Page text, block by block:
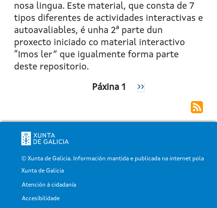
5:
Consoantes
C
(ca,
co,
cu)
nosa lingua. Este material, que consta de 7
tipos diferentes de actividades interactivas e
autoavaliables, é unha 2ª parte dun
proxecto iniciado co material interactivo
“Imos ler” que igualmente forma parte
deste repositorio.
Páxina 1
Páxina
››
© Xunta de Galicia. Información mantida e publicada na internet pola
Xunta de Galicia
Pé
Atención á cidadanía
Accesibilidade